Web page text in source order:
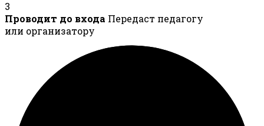
3
Проводит до входа Передаст педагогу
или организатору